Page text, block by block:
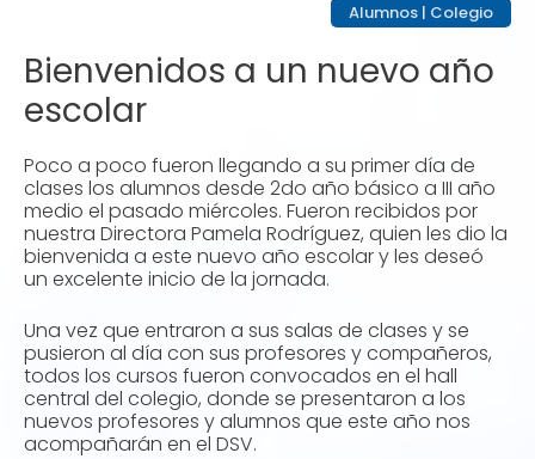
Alumnos | Colegio
Bienvenidos a un nuevo año
escolar
Poco a poco fueron llegando a su primer día de
clases los alumnos desde 2do año básico a III año
medio el pasado miércoles. Fueron recibidos por
nuestra Directora Pamela Rodríguez, quien les dio la
bienvenida a este nuevo año escolar y les deseó
un excelente inicio de la jornada.
Una vez que entraron a sus salas de clases y se
pusieron al día con sus profesores y compañeros,
todos los cursos fueron convocados en el hall
central del colegio, donde se presentaron a los
nuevos profesores y alumnos que este año nos
acompañarán en el DSV.